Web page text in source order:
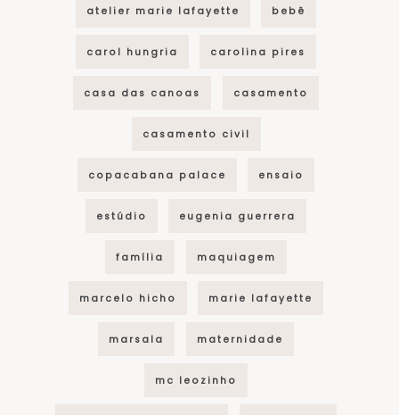
atelier marie lafayette bebê
carol hungria carolina pires
casa das canoas casamento
casamento civil
copacabana palace ensaio
estúdio eugenia guerrera
família maquiagem
marcelo hicho marie lafayette
marsala maternidade
mc leozinho